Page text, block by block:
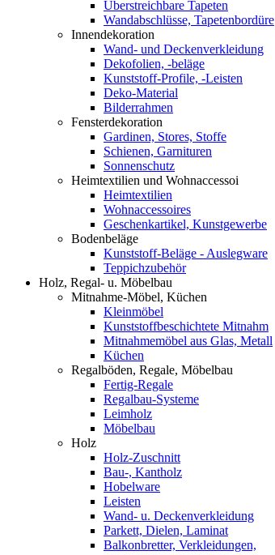
Überstreichbare Tapeten
Wandabschlüsse, Tapetenbordüre
Innendekoration
Wand- und Deckenverkleidung
Dekofolien, -beläge
Kunststoff-Profile, -Leisten
Deko-Material
Bilderrahmen
Fensterdekoration
Gardinen, Stores, Stoffe
Schienen, Garnituren
Sonnenschutz
Heimtextilien und Wohnaccessoi
Heimtextilien
Wohnaccessoires
Geschenkartikel, Kunstgewerbe
Bodenbeläge
Kunststoff-Beläge - Auslegware
Teppichzubehör
Holz, Regal- u. Möbelbau
Mitnahme-Möbel, Küchen
Kleinmöbel
Kunststoffbeschichtete Mitnahm
Mitnahmemöbel aus Glas, Metall
Küchen
Regalböden, Regale, Möbelbau
Fertig-Regale
Regalbau-Systeme
Leimholz
Möbelbau
Holz
Holz-Zuschnitt
Bau-, Kantholz
Hobelware
Leisten
Wand- u. Deckenverkleidung
Parkett, Dielen, Laminat
Balkonbretter, Verkleidungen,